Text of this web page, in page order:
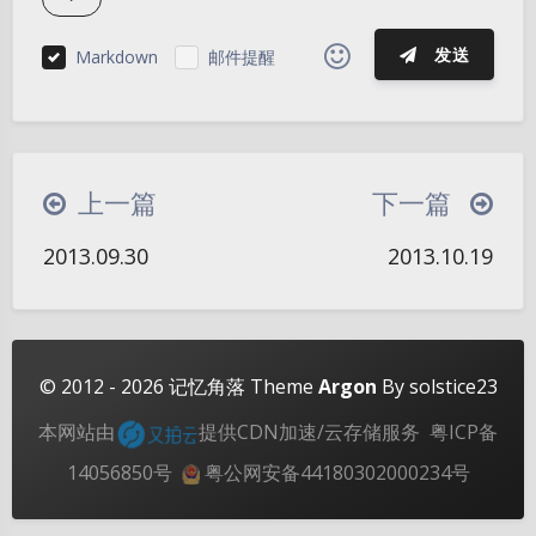
夜间模式
Sans Serif Serif
浅阴影 深阴影
关闭 日落 暗化 灰度
Markdown 邮件提醒 发送
|´・ω・)ノ ヾ(≧∇≦*)ゝ
(☆ω☆)
∠( ᐛ 」∠)＿
୧(๑•̀⌄•́๑)૭
(╯°A°)╯︵○○○
φ(￣∇￣o)
ヾ(´･ ･｀｡)ノ"
( ง ᵒ̌皿ᵒ̌)ง⁼³₌₃
(ó﹏ò｡)
Σ(っ °Д °;)っ
( ,,´･ω･)ﾉ"(´っω･｀｡)
╮(╯▽╰)╭
o(*////▽////*)q
＞﹏＜
上一篇
2013.09.30
下一篇
2013.10.19
© 2012 - 2026 记忆角落 Theme Argon By solstice23
本网站由
提供CDN加速/云存储服务 粤ICP备
14056850号
粤公网安备44180302000234号